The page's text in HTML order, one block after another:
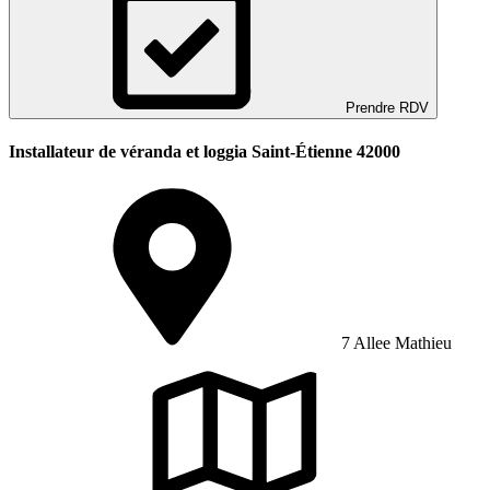
Prendre RDV
Installateur de véranda et loggia Saint-Étienne 42000
7 Allee Mathieu